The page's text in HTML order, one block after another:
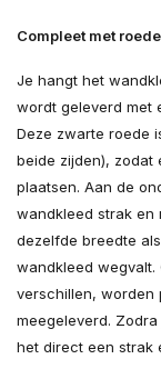
Compleet met
Je hangt het
wordt geleverd met
Deze zwarte roede
beide zijden), zodat
plaatsen. Aan de
wandkleed strak en
dezelfde breedte
wandkleed wegvalt.
verschillen, worden
meegeleverd.
het direct een strak